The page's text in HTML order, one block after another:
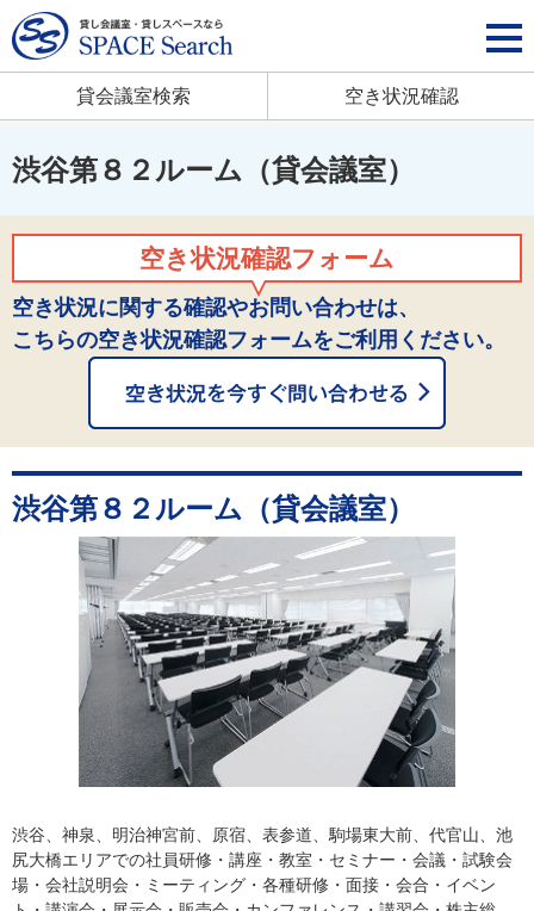
貸会議室検索 空き状況確認
渋谷第８２ルーム（貸会議室）
空き状況確認フォーム
空き状況に関する確認やお問い合わせは、
こちらの空き状況確認フォームをご利用ください。
渋谷第８２ルーム（貸会議室）
渋谷、神泉、明治神宮前、原宿、表参道、駒場東大前、代官山、池
尻大橋エリアでの社員研修・講座・教室・セミナー・会議・試験会
場・会社説明会・ミーティング・各種研修・面接・会合・イベン